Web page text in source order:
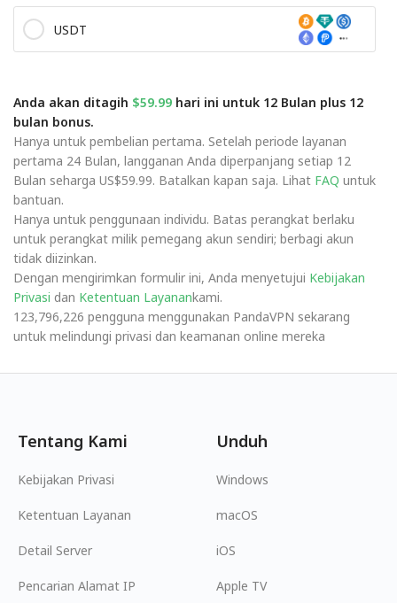
USDT
Anda akan ditagih $59.99 hari ini untuk 12 Bulan plus 12
bulan bonus.
Hanya untuk pembelian pertama. Setelah periode layanan
pertama 24 Bulan, langganan Anda diperpanjang setiap 12
Bulan seharga US$59.99. Batalkan kapan saja. Lihat FAQ untuk
bantuan.
Hanya untuk penggunaan individu. Batas perangkat berlaku
untuk perangkat milik pemegang akun sendiri; berbagi akun
tidak diizinkan.
Dengan mengirimkan formulir ini, Anda menyetujui Kebijakan
Privasi dan Ketentuan Layanankami.
123,796,226 pengguna menggunakan PandaVPN sekarang
untuk melindungi privasi dan keamanan online mereka
Tentang Kami
Kebijakan Privasi
Ketentuan Layanan
Detail Server
Pencarian Alamat IP
Unduh
Windows
macOS
iOS
Apple TV